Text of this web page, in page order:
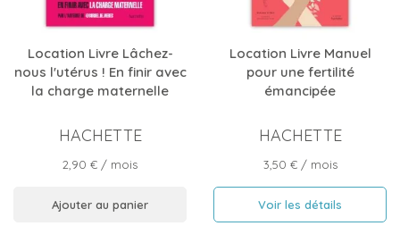
Location Livre Lâchez-
nous l'utérus ! En finir avec
la charge maternelle
HACHETTE
Prix
2,90 € / mois
Ajouter au panier
Location Livre Manuel
pour une fertilité
émancipée
HACHETTE
Prix
3,50 €/ mois
Voir les détails